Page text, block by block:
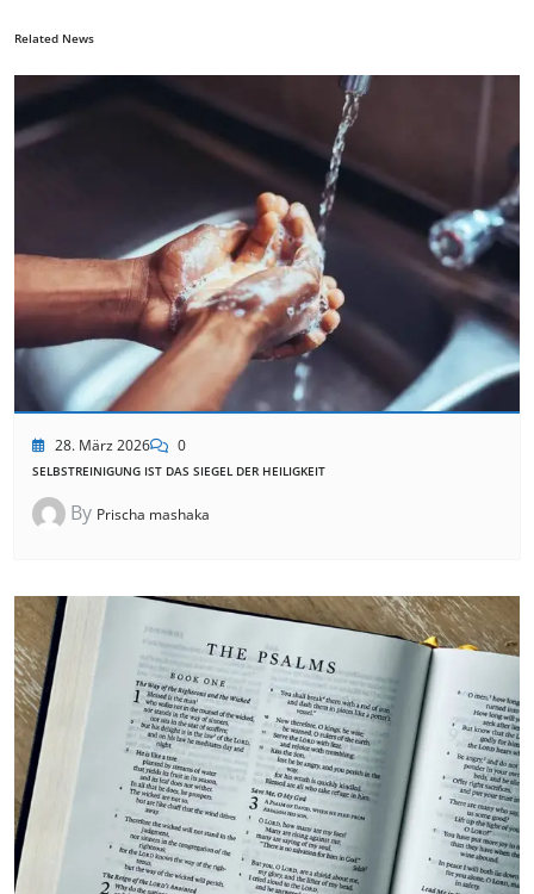
Related News
28. März 2026 0
SELBSTREINIGUNG IST DAS SIEGEL DER HEILIGKEIT
By Prischa mashaka